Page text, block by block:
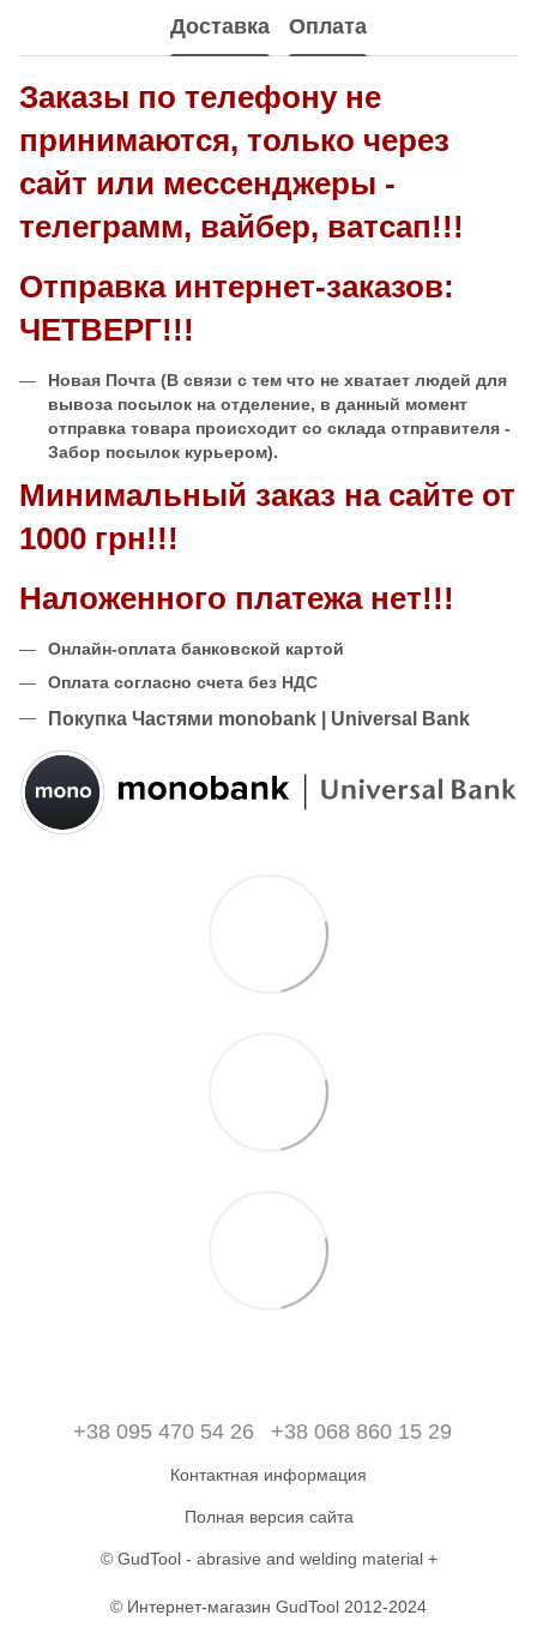
Доставка Оплата
Заказы по телефону не
принимаются, только через
сайт или мессенджеры -
телеграмм, вайбер, ватсап!!!
Отправка интернет-заказов:
ЧЕТВЕРГ!!!
Новая Почта (В связи с тем что не хватает людей для
вывоза посылок на отделение, в данный момент
отправка товара происходит со склада отправителя -
Забор посылок курьером).
Минимальный заказ на сайте от
1000 грн!!!
Наложенного платежа нет!!!
Онлайн-оплата банковской картой
Оплата согласно счета без НДС
Покупка Частями monobank | Universal Bank
+38 095 470 54 26 +38 068 860 15 29
Контактная информация
Полная версия сайта
© GudTool - abrasive and welding material +
© Интернет-магазин GudTool 2012-2024